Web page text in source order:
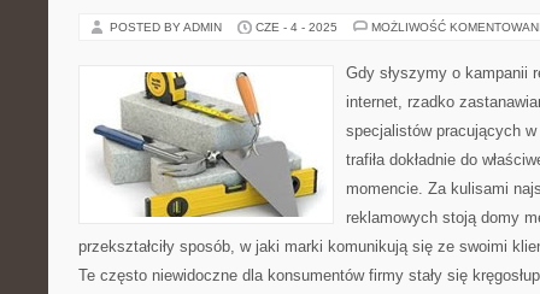
POSTED BY ADMIN CZE - 4 - 2025 MOŻLIWOŚĆ
Gdy słyszymy o kampanii
internet, rzadko
specjalistów pracujących
trafiła dokładnie do
momencie. Za kulisami
reklamowych stoją domy
przekształciły sposób, w jaki marki komunikują się ze swoimi
Te często niewidoczne dla konsumentów firmy stały się